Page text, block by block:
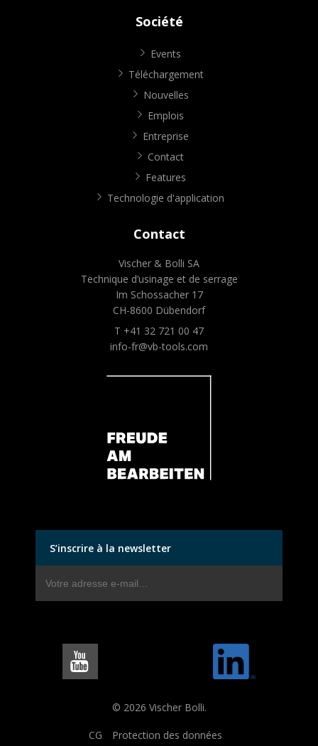
Société
Events
Téléchargement
Nouvelles
Emplois
Entreprise
Contact
Features
Technologie d'application
Contact
Vischer & Bolli SA
Technique d’usinage et de serrage
Im Schossacher 17
CH-8600 Dübendorf
T +41 32 721 00 47
info-fr@vb-tools.com
S’inscrire à la newsletter
© 2026 Vischer Bolli.
CG Protection des données